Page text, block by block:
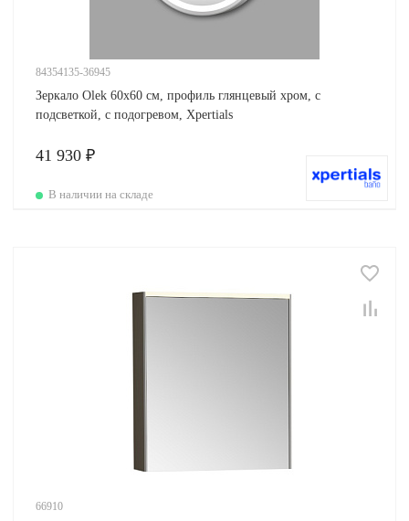
84354135-36945
Зеркало Olek 60х60 см, профиль глянцевый хром, с
подсветкой, с подогревом, Xpertials
41 930 ₽
В наличии на складе
66910